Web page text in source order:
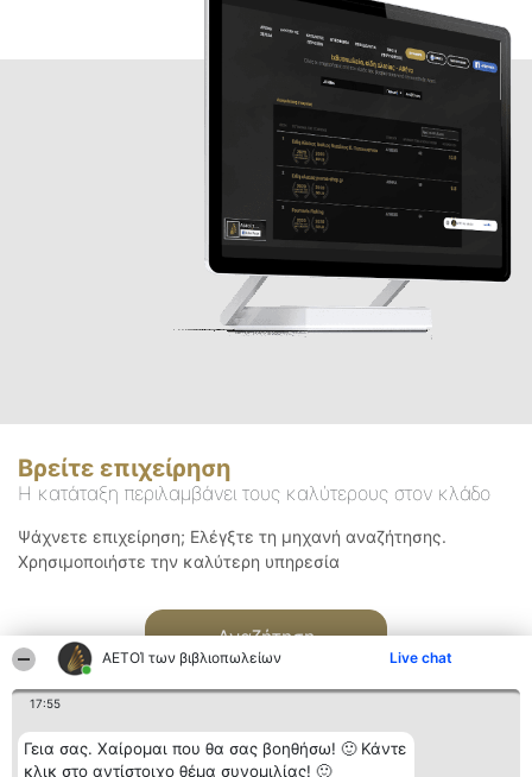
ΑΕΤΟΊ των βιβλιοπωλείων Live chat
17:55
Γεια σας. Χαίρομαι που θα σας βοηθήσω! 🙂 Κάντε
κλικ στο αντίστοιχο θέμα συνομιλίας! 🙂
Βρείτε επιχείρηση
Η κατάταξη περιλαμβάνει τους καλύτερους στον κλάδο
Ψάχνετε επιχείρηση; Ελέγξτε τη μηχανή αναζήτησης.
Χρησιμοποιήστε την καλύτερη υπηρεσία
Αναζήτηση